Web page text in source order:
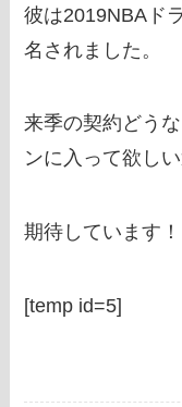
彼は2019NBAド
名されました。
来季の契約どう
ンに入って欲しい
期待しています！
[temp id=5]